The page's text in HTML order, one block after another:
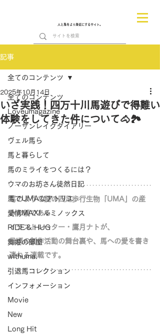
人と馬をより身近にするサイト。
記事
全てのコンテンツ
Loveumagazine
ノーザンレイクダイアリー
ヴェル馬ら
馬と暮らして
馬のミライをつくるには？
ウマのお坊さん徒然日記
馬でUMAなアトリエ
愛情MAX! ルミノックス
RIDE & HUG
舞姫の部屋
withuma.
引退馬コレクション
インフォメーション
Movie
New
Long Hit
全てのコンテンツ
いざ実践！四万十川馬遊びで得難い
体験をしてきた件について🐴🏞️
2025年10月14日
馬のような謎の四足歩行生物「UMA」の産
みの親である
イラストレーター・鷹月ナトが、
日頃の制作活動の舞台裏や、馬への愛を書き
連ねる連載です。